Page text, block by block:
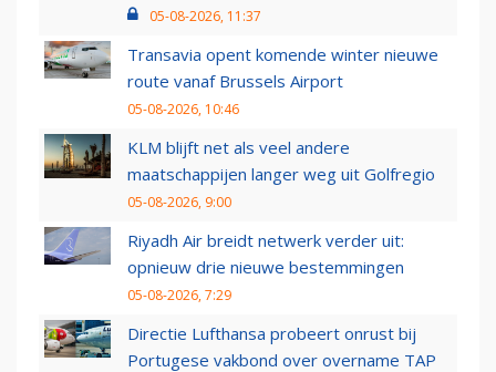
05-08-2026, 11:37
Transavia opent komende winter nieuwe
route vanaf Brussels Airport
05-08-2026, 10:46
KLM blijft net als veel andere
maatschappijen langer weg uit Golfregio
05-08-2026, 9:00
Riyadh Air breidt netwerk verder uit:
opnieuw drie nieuwe bestemmingen
05-08-2026, 7:29
Directie Lufthansa probeert onrust bij
Portugese vakbond over overname TAP